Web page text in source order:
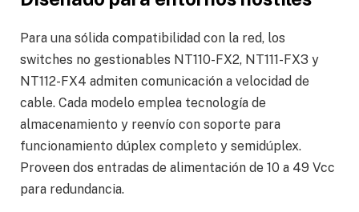
Para una sólida compatibilidad con la red, los
switches no gestionables NT110-FX2, NT111-FX3 y
NT112-FX4 admiten comunicación a velocidad de
cable. Cada modelo emplea tecnología de
almacenamiento y reenvío con soporte para
funcionamiento dúplex completo y semidúplex.
Proveen dos entradas de alimentación de 10 a 49 Vcc
para redundancia.